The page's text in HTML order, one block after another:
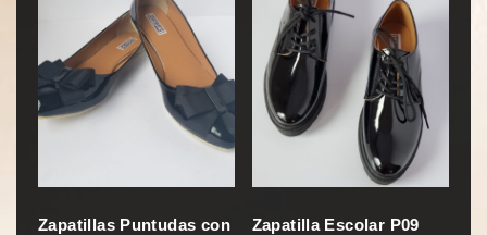
Zapatillas Puntudas con
Zapatilla Escolar P09